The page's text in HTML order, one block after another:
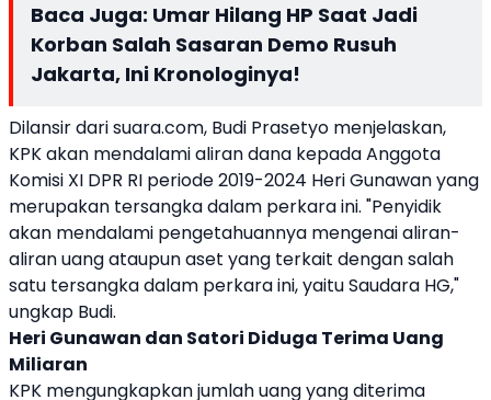
Baca Juga: Umar Hilang HP Saat Jadi
Korban Salah Sasaran Demo Rusuh
Jakarta, Ini Kronologinya!
Dilansir dari suara.com, Budi Prasetyo menjelaskan,
KPK akan mendalami aliran dana kepada Anggota
Komisi XI DPR RI periode 2019-2024 Heri Gunawan yang
merupakan tersangka dalam perkara ini. "Penyidik
akan mendalami pengetahuannya mengenai aliran-
aliran uang ataupun aset yang terkait dengan salah
satu tersangka dalam perkara ini, yaitu Saudara HG,"
ungkap Budi.
Heri Gunawan dan Satori Diduga Terima Uang
Miliaran
KPK mengungkapkan jumlah uang yang diterima